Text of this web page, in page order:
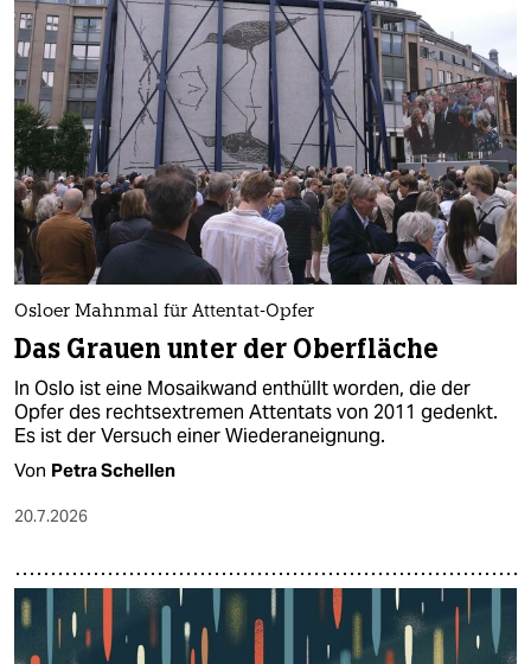
Osloer Mahnmal für Attentat-Opfer
Das Grauen unter der Oberfläche
In Oslo ist eine Mosaikwand enthüllt worden, die der
Opfer des rechtsextremen Attentats von 2011 gedenkt.
Es ist der Versuch einer Wiederaneignung.
Von Petra Schellen
20.7.2026